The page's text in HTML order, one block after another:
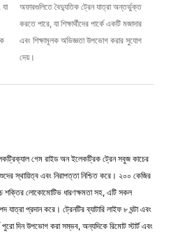
অফারগুলিতে বৈদ্যুতিক ট্রেন যাত্রা অন্তর্ভুক্ত
করতে পারে, যা শিক্ষার্থীদের পার্কে একটি মজাদার
এবং শিক্ষামূলক অভিজ্ঞতা উপভোগ করার সুযোগ
দেয়।
গেম রাইড অন ইলেকট্রিক ট্রেন সবুজ কাচের
স্থায়িত্ব এবং নিরাপত্তা নিশ্চিত করে। ২০০ কেজির
লোকোমোটিভ ধারণক্ষমতা সহ, এটি সকল
যাত্রা প্রদান করে। ট্রেনটির ব্যাটারি লাইফ ৮ ঘন্টা এবং
পুরো দিন উপভোগ করা সম্ভব, অন্যদিকে রিমোট স্টার্ট এবং